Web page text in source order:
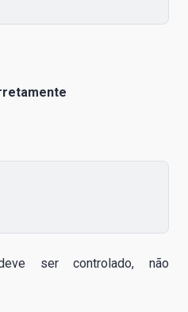
ser controlado, não